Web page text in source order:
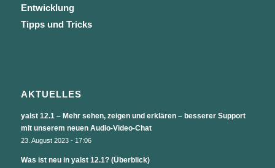
Entwicklung
Tipps und Tricks
AKTUELLES
yalst 12.1 – Mehr sehen, zeigen und erklären – besserer Support
mit unserem neuen Audio-Video-Chat
23. August 2023 - 17:06
Was ist neu in yalst 12.1? (Überblick)